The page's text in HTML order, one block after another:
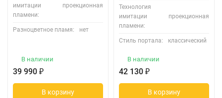
имитации
пламени:
проекционная
Разноцветное пламя: нет
В наличии
39 990 ₽
В корзину
Технология
имитации
пламени:
проекционная
Стиль портала: классический
В наличии
42 130 ₽
В корзину